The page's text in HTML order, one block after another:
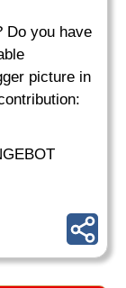
Do you have
picture in